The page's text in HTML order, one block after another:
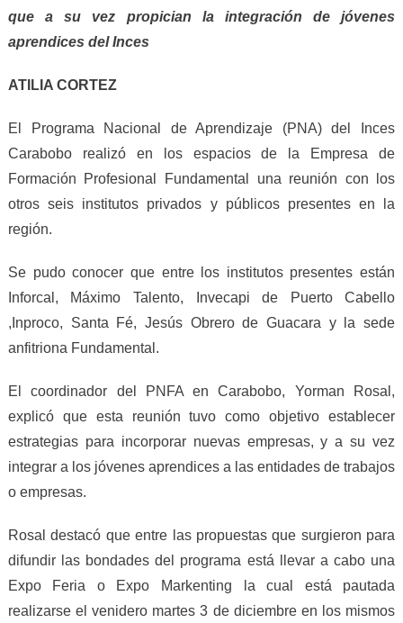
que a su vez propician la integración de jóvenes
aprendices del Inces
ATILIA CORTEZ
El Programa Nacional de Aprendizaje (PNA) del Inces
Carabobo realizó en los espacios de la Empresa de
Formación Profesional Fundamental una reunión con los
otros seis institutos privados y públicos presentes en la
región.
Se pudo conocer que entre los institutos presentes están
Inforcal, Máximo Talento, Invecapi de Puerto Cabello
,Inproco, Santa Fé, Jesús Obrero de Guacara y la sede
anfitriona Fundamental.
El coordinador del PNFA en Carabobo, Yorman Rosal,
explicó que esta reunión tuvo como objetivo establecer
estrategias para incorporar nuevas empresas, y a su vez
integrar a los jóvenes aprendices a las entidades de trabajos
o empresas.
Rosal destacó que entre las propuestas que surgieron para
difundir las bondades del programa está llevar a cabo una
Expo Feria o Expo Markenting la cual está pautada
realizarse el venidero martes 3 de diciembre en los mismos